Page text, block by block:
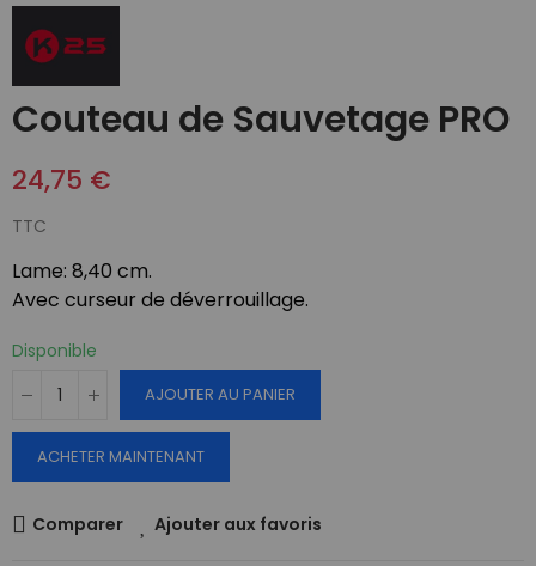
Couteau de Sauvetage PRO
24,75 €
TTC
Lame: 8,40 cm.
Avec curseur de déverrouillage.
Disponible
AJOUTER AU PANIER
ACHETER MAINTENANT
Comparer Ajouter aux favoris